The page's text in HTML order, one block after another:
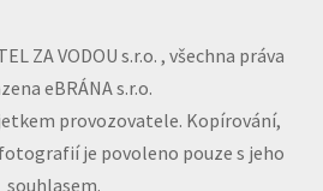
ZA VODOU s.r.o. , všechna práva
eBRÁNA s.r.o.
provozovatele. Kopírování,
je povoleno pouze s jeho
souhlasem.